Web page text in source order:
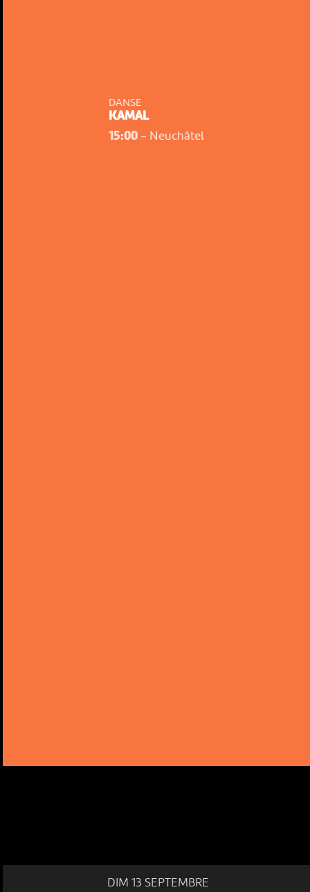
DANSE
KAMAL
15:00- Neuchâtel
DIM 13 SEPTEMBRE